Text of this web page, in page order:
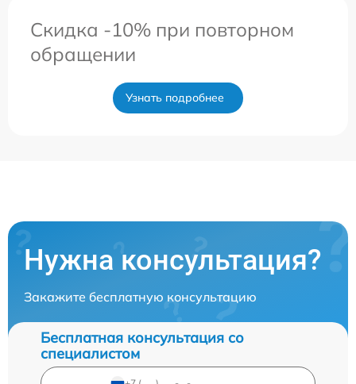
Скидка -10% при повторном
обращении
Узнать подробнее
Нужна консультация?
Закажите бесплатную консультацию
Бесплатная консультация со
специалистом